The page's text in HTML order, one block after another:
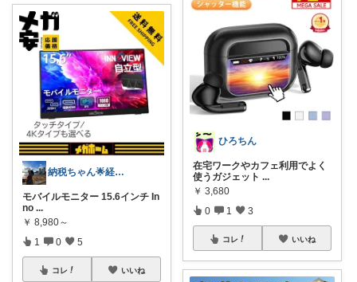
納税ちゃん🌟経由購入★
モバイルモニター 15.6インチ In
no ...
￥ 8,980～
1 0 5
コレ いいね
ひろちん
在宅ワークやカフェ利用でよく
使うガジェット ...
￥ 3,680
0 1 3
コレ いいね